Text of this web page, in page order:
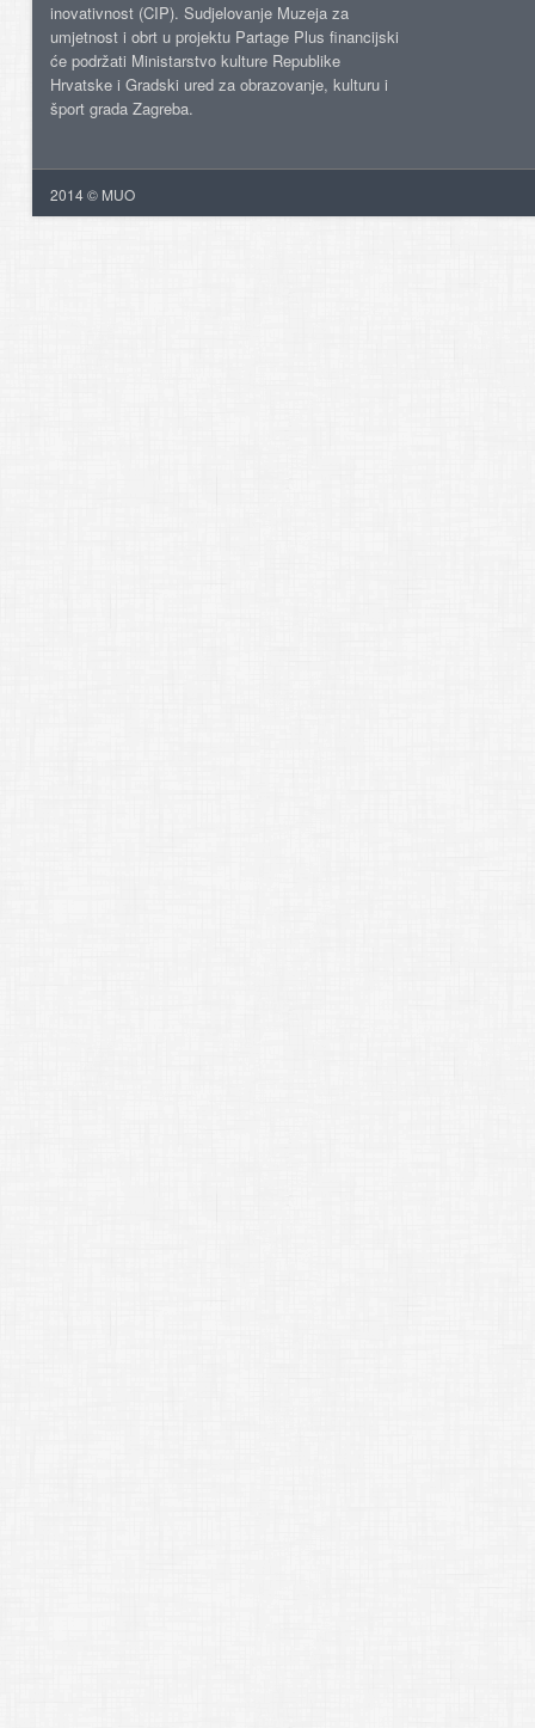
inovativnost (CIP). Sudjelovanje Muzeja za
umjetnost i obrt u projektu Partage Plus financijski
će podržati Ministarstvo kulture Republike
Hrvatske i Gradski ured za obrazovanje, kulturu i
šport grada Zagreba.
2014 © MUO